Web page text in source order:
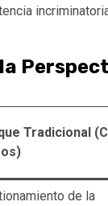
Tradicional
de la